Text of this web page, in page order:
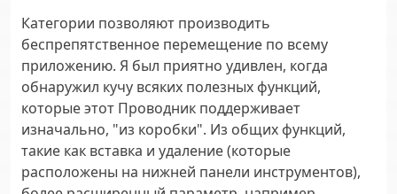
Категории позволяют производить
беспрепятственное перемещение по всему
приложению. Я был приятно удивлен, когда
обнаружил кучу всяких полезных функций,
которые этот Проводник поддерживает
изначально, "из коробки". Из общих функций,
такие как вставка и удаление (которые
расположены на нижней панели инструментов),